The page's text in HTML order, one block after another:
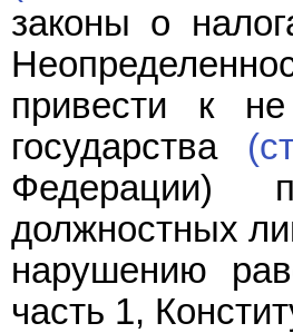
законы о
привести к
государства
Федерации)
должностных
нарушению
часть 1,